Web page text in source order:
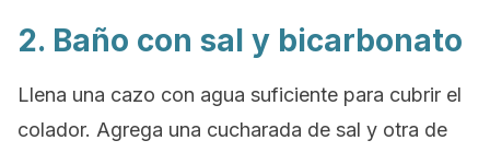
2. Baño con sal y bicarbonato
Llena una cazo con agua suficiente para cubrir el
colador. Agrega una cucharada de sal y otra de